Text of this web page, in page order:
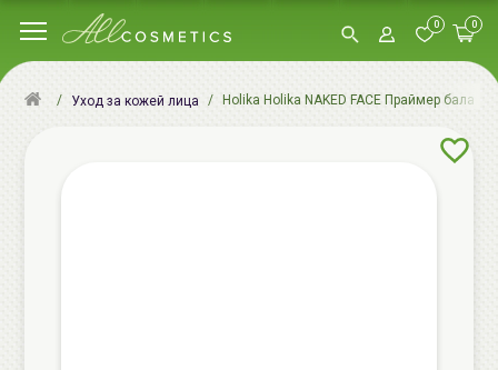
0 0
Уход за кожей лица Holika Holika NAKED FACE Праймер